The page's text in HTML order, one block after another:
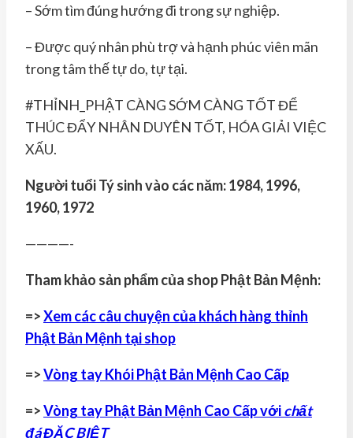
– Sớm tìm đúng hướng đi trong sự nghiệp.
– Được quý nhân phù trợ và hạnh phúc viên mãn
trong tâm thế tự do, tự tại.
#THỈNH_PHẬT CÀNG SỚM CÀNG TỐT ĐỂ
THÚC ĐẨY NHÂN DUYÊN TỐT, HÓA GIẢI VIỆC
XẤU.
Người tuổi Tý sinh vào các năm: 1984, 1996,
1960, 1972
————-
Tham khảo sản phẩm của shop Phật Bản Mệnh:
=>Xem các câu chuyện của khách hàng thỉnh
Phật Bản Mệnh tại shop
=>Vòng tay Khói Phật Bản Mệnh Cao Cấp
=>Vòng tay Phật Bản Mệnh Cao Cấp vớichất
đá ĐẶC BIỆT